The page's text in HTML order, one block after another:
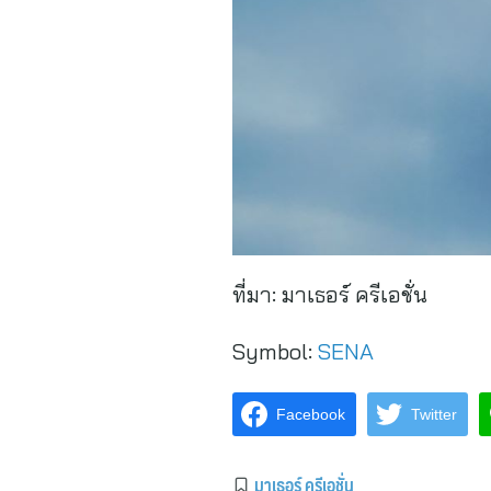
ที่มา: มาเธอร์ ครีเอชั่น
Symbol: SENA
Facebook Twitter
มาเธอร์ ครีเอชั่น